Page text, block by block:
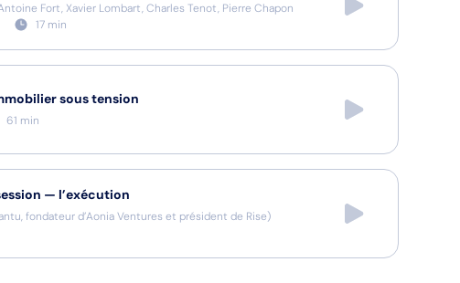
Fort, Xavier Lombart, Charles Tenot, Pierre Chapon
17 min
sous tension
61 min
— l’exécution
fondateur d’Aonia Ventures et président de Rise)